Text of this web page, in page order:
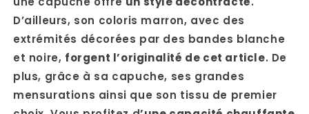
D’ailleurs, son coloris marron, avec des
extrémités décorées par des bandes blanche
et noire, forgent l’originalité de cet article. De
plus, grâce à sa capuche, ses grandes
mensurations ainsi que son tissu de premier